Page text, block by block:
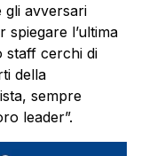
gli avversari
l’ultima
staff cerchi di
della
sempre
leader”.